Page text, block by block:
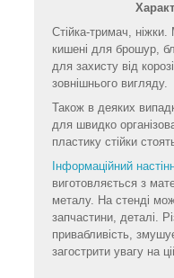
Стійка-тримач,
кишені для брошур,
для захисту від
зовнішнього вигляду.
Також в деяких
для швидко
пластику стійки
Інформаційний
виготовляється з
металу. На стенді
запчастини, деталі.
привабливість,
загострити увагу на